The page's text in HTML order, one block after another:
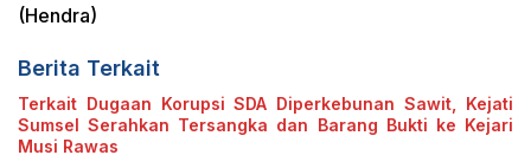
(Hendra)
Berita Terkait
Terkait Dugaan Korupsi SDA Diperkebunan Sawit, Kejati
Sumsel Serahkan Tersangka dan Barang Bukti ke Kejari
Musi Rawas